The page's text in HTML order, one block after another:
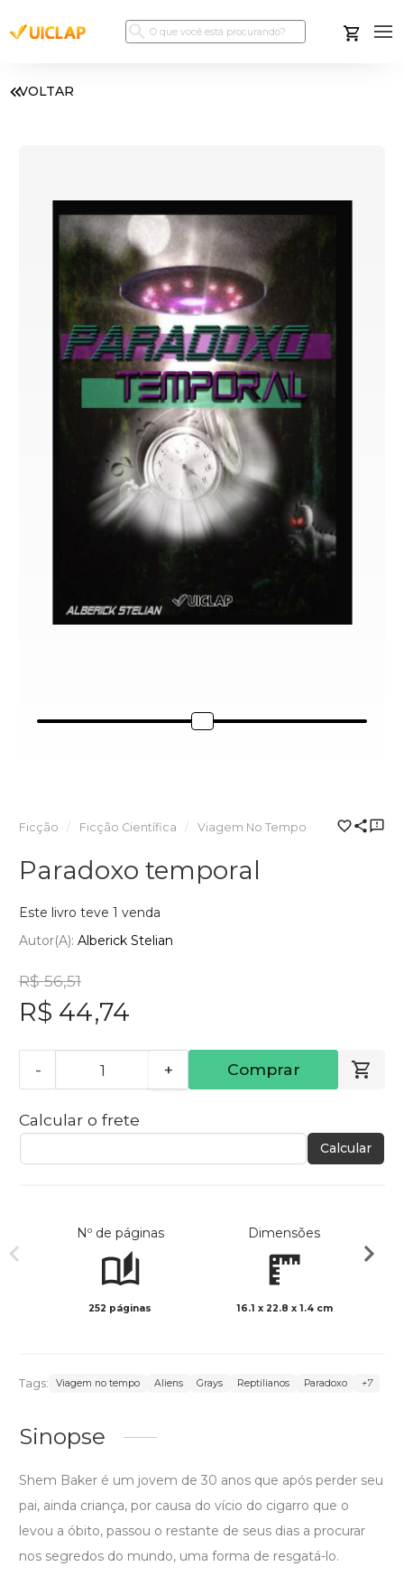
VOLTAR
Ficção Ficção Científica Viagem No Tempo
Paradoxo temporal
Este livro teve 1 venda
Autor(a): Alberick Stelian
R$ 56,51
R$ 44,74
- + Comprar
Calcular o frete
Calcular
Nº de páginas
252 páginas
Dimensões
16.1 x 22.8 x 1.4 cm
Tags: Viagem no tempo Aliens Grays Reptilianos Paradoxo +7
Sinopse
Shem Baker é um jovem de 30 anos que após perder seu
pai, ainda criança, por causa do vício do cigarro que o
levou a óbito, passou o restante de seus dias a procurar
nos segredos do mundo, uma forma de resgatá-lo.